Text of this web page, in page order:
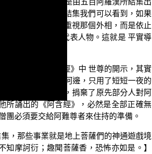
；並且七葉窟內是由五百阿羅漢所結集出
婆尊者。兩次的結集我們可以看到，如果
薩們並重，並不重視那個外相，而是依止
是在家菩薩僧的代表人物。這就是 平實導
典。依照《楞嚴經》中 世尊的開示，其實
阿難從僧舍走到河邊，只用了短短一夜的
成就了俱解脫果，捐棄了原先部分人對阿
所誦出的《阿含經》，必然是全部正確無
團必須要交給阿難尊者來住持的準備。
，那些事業就是地上菩薩們的神通遊戲境
摩訶衍；趣聞菩薩香，恐怖亦如是。】